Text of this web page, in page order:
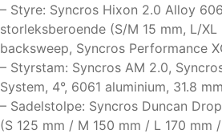
– Styre: Syncros Hixon 2.0 Alloy
storleksberoende (S/M 15 mm, L/XL
backsweep, Syncros Performance
– Styrstam: Syncros AM 2.0,
System, 4°, 6061 aluminium, 31.8 mm
– Sadelstolpe: Syncros Duncan
(S 125 mm / M 150 mm / L 170 mm